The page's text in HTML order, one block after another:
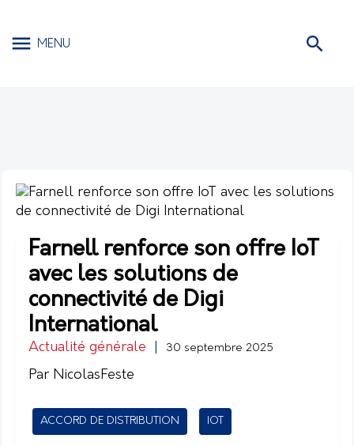
MENU
Farnell renforce son offre IoT
avec les solutions de
connectivité de Digi
International
Actualité générale 30 septembre 2025
Par NicolasFeste
ACCORD DE DISTRIBUTION IOT